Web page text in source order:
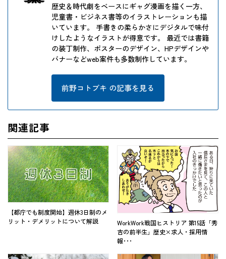
歴史＆時代劇をベースにギャグ漫画を描く一方、
児童書・ビジネス書等のイラストレーションも描
いています。 手書きの柔らかさにデジタルで味付
けしたようなイラストが得意です。 最近では書籍
の装丁制作、ポスターのデザイン、HPデザインや
バナーなどweb案件も多数制作しています。
前野コトブキ の記事を見る
関連記事
【都庁でも制度開始】週休3日制のメ
リット・デメリットについて解説
WorkWork戦国ヒストリア 第15話「秀
吉の前半生」歴史×求人・採用情
報･･･